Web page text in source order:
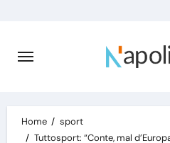
content
Home
sport
Tuttosport: “Conte, mal